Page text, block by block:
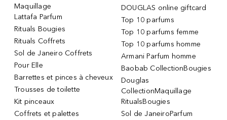
Maquillage
Lattafa Parfum
Rituals Bougies
Rituals Coffrets
Sol de Janeiro Coffrets
Pour Elle
Barrettes et pinces à cheveux
Trousses de toilette
Kit pinceaux
Coffrets et palettes
DOUGLAS online giftcard
Top 10 parfums
Top 10 parfums femme
Top 10 parfums homme
Armani Parfum homme
Baobab CollectionBougies
Douglas
CollectionMaquillage
RitualsBougies
Sol de JaneiroParfum